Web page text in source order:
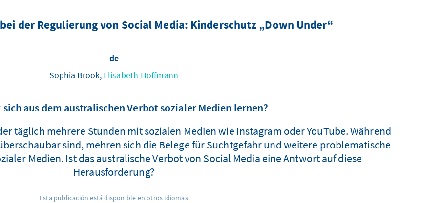
der Regulierung von Social Media: Kinderschutz „Down Under“
de
Sophia Brook, Elisabeth Hoffmann
sich aus dem australischen Verbot sozialer Medien lernen?
täglich mehrere Stunden mit sozialen Medien wie Instagram oder YouTube. Während
sind, mehren sich die Belege für Suchtgefahr und weitere problematische
Medien. Ist das australische Verbot von Social Media eine Antwort auf diese
Herausforderung?
Esta publicación está disponible en otros idiomas